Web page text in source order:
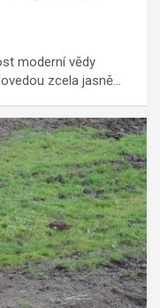
moderní vědy
zcela jasně…